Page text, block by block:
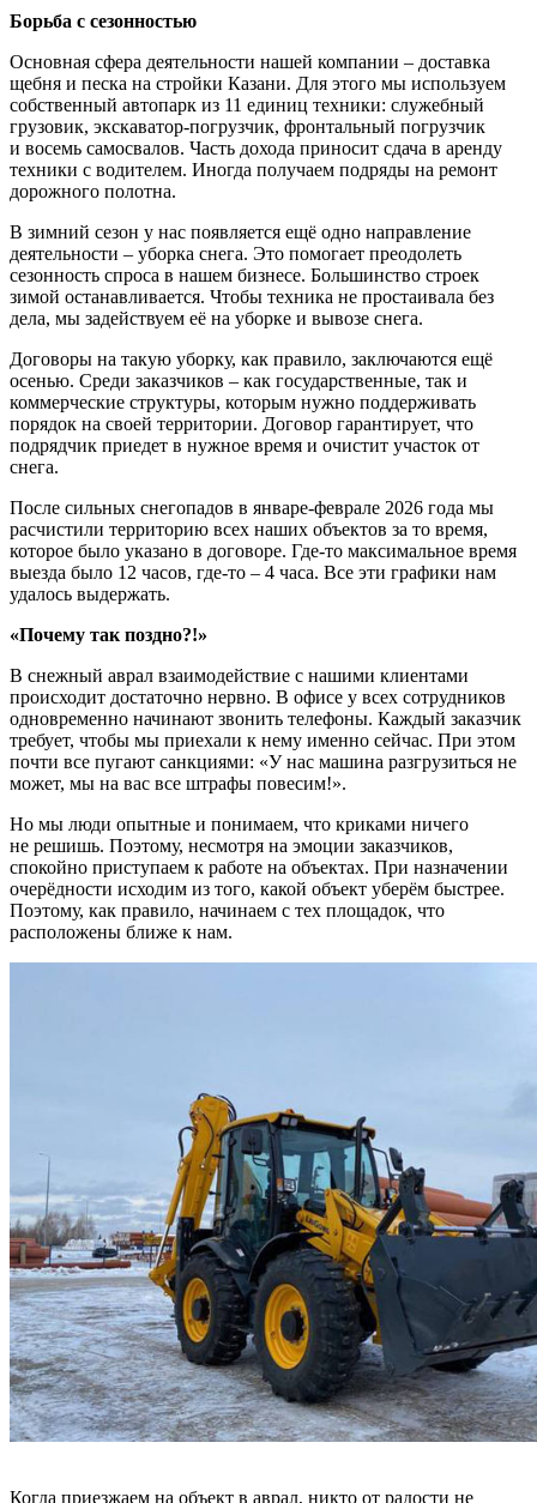
Борьба с сезонностью
Основная сфера деятельности нашей компании – доставка
щебня и песка на стройки Казани. Для этого мы используем
собственный автопарк из 11 единиц техники: служебный
грузовик, экскаватор-погрузчик, фронтальный погрузчик
и восемь самосвалов. Часть дохода приносит сдача в аренду
техники с водителем. Иногда получаем подряды на ремонт
дорожного полотна.
В зимний сезон у нас появляется ещё одно направление
деятельности – уборка снега. Это помогает преодолеть
сезонность спроса в нашем бизнесе. Большинство строек
зимой останавливается. Чтобы техника не простаивала без
дела, мы задействуем её на уборке и вывозе снега.
Договоры на такую уборку, как правило, заключаются ещё
осенью. Среди заказчиков – как государственные, так и
коммерческие структуры, которым нужно поддерживать
порядок на своей территории. Договор гарантирует, что
подрядчик приедет в нужное время и очистит участок от
снега.
После сильных снегопадов в январе-феврале 2026 года мы
расчистили территорию всех наших объектов за то время,
которое было указано в договоре. Где-то максимальное время
выезда было 12 часов, где-то – 4 часа. Все эти графики нам
удалось выдержать.
«Почему так поздно?!»
В снежный аврал взаимодействие с нашими клиентами
происходит достаточно нервно. В офисе у всех сотрудников
одновременно начинают звонить телефоны. Каждый заказчик
требует, чтобы мы приехали к нему именно сейчас. При этом
почти все пугают санкциями: «У нас машина разгрузиться не
может, мы на вас все штрафы повесим!».
Но мы люди опытные и понимаем, что криками ничего
не решишь. Поэтому, несмотря на эмоции заказчиков,
спокойно приступаем к работе на объектах. При назначении
очерёдности исходим из того, какой объект уберём быстрее.
Поэтому, как правило, начинаем с тех площадок, что
расположены ближе к нам.
Когда приезжаем на объект в аврал, никто от радости не